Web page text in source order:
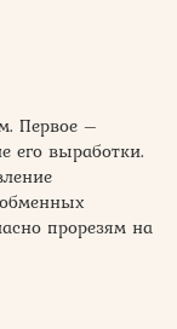
Первое –
его выработки.
прорезям на